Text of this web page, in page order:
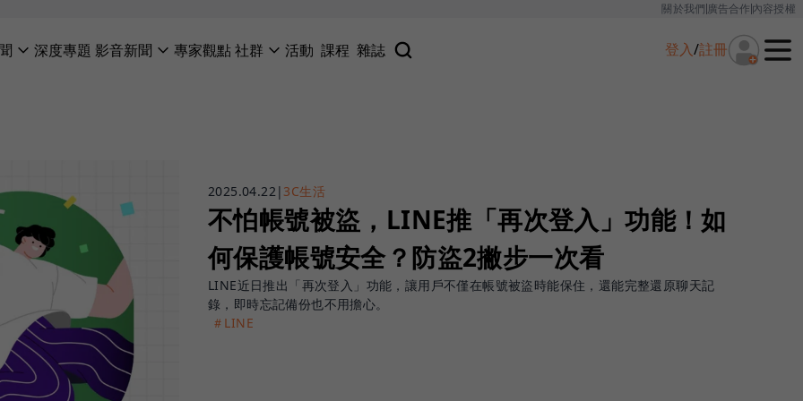
關於我們廣告合作內容授權
深度專題 影音新聞 專家觀點社群 活動 課程 雜誌 登入/註冊
2025.04.22| 3C生活
不怕帳號被盜，LINE推「再次登入」功能！如
何保護帳號安全？防盜2撇步一次看
LINE近日推出「再次登入」功能，讓用戶不僅在帳號被盜時能保住，還能完整還原聊天記
錄，即時忘記備份也不用擔心。
＃LINE